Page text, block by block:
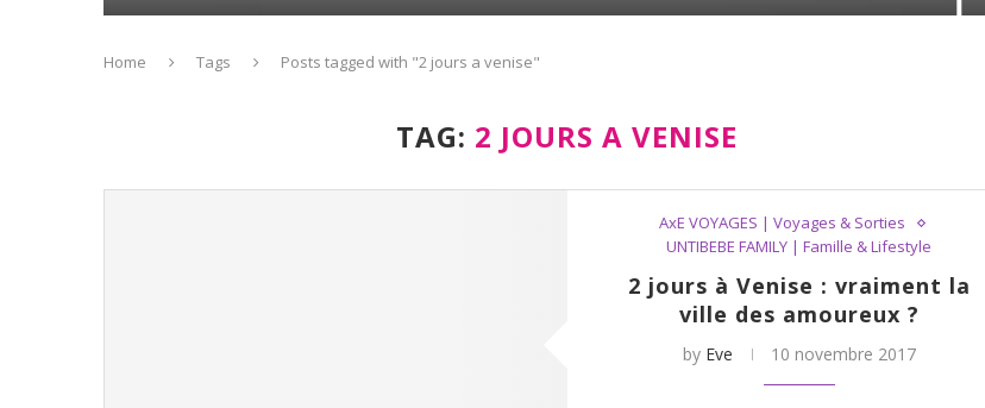
Home Tags Posts tagged with "2 jours a venise"
TAG: 2 JOURS A VENISE
AxE VOYAGES | Voyages & Sorties
UNTIBEBE FAMILY | Famille & Lifestyle
2 jours à Venise : vraiment la
ville des amoureux ?
by Eve 10 novembre 2017